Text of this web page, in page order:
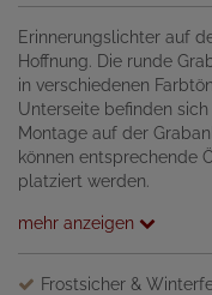
Erinnerungslichter auf
Hoffnung. Die runde
in verschiedenen
Unterseite befinden
Montage auf der
können entsprechende
platziert werden.
mehr anzeigen
Frostsicher &